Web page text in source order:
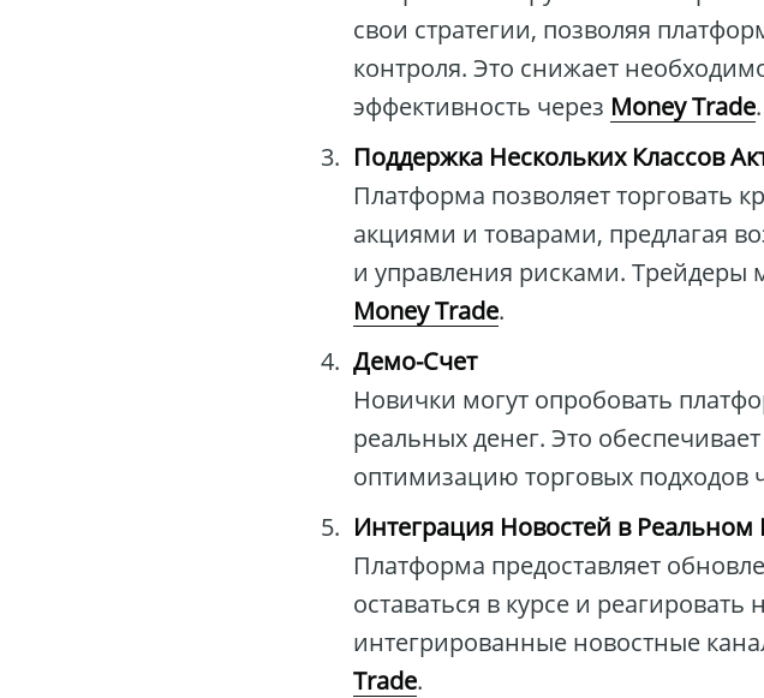
свои стратегии, позволяя
контроля. Это снижает
эффективность через Money Trade.
Поддержка Нескольких Классов
Платформа позволяет торговать
акциями и товарами, предлагая
и управления рисками. Трейдеры
Money Trade.
Демо-Счет
Новички могут опробовать
реальных денег. Это
оптимизацию торговых подходов
Интеграция Новостей в
Платформа предоставляет
оставаться в курсе и
интегрированные новостные
Trade.